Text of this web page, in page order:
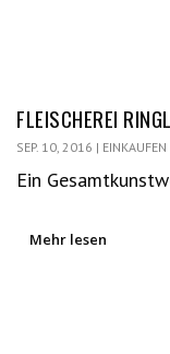
FLEISCHEREI RINGL
SEP. 10, 2016 | EINKAUFEN
Ein
Mehr lesen